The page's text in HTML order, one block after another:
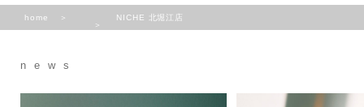
home NICHE 北堀江店
news